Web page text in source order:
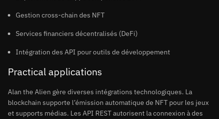
Gestion cross-chain des NFT
Services financiers décentralisés (DeFi)
Intégration des API pour outils de développement
Practical applications
Alan the Alien gère diverses intégrations technologiques. La
blockchain supporte l’émission automatique de NFT pour les jeux
et supports médias. Les API REST autorisent la connexion à des